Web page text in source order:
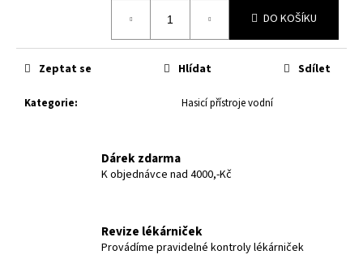
DO KOŠÍKU
Kategorie: Hasicí přístroje vodní
Zeptat se Hlídat Sdílet
Dárek zdarma
K objednávce nad 4000,-Kč
Revize lékárniček
Provádíme pravidelné kontroly lékárniček
m